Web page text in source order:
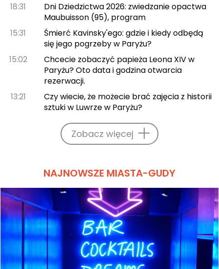
18:31
Dni Dziedzictwa 2026: zwiedzanie opactwa
Maubuisson (95), program
15:31
Śmierć Kavinsky'ego: gdzie i kiedy odbędą
się jego pogrzeby w Paryżu?
15:02
Chcecie zobaczyć papieża Leona XIV w
Paryżu? Oto data i godzina otwarcia
rezerwacji.
13:21
Czy wiecie, że możecie brać zajęcia z historii
sztuki w Luwrze w Paryżu?
Zobacz więcej
NAJNOWSZE MIASTA-GUDY